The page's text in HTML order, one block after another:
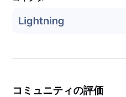
Lightning
コミュニティの評価